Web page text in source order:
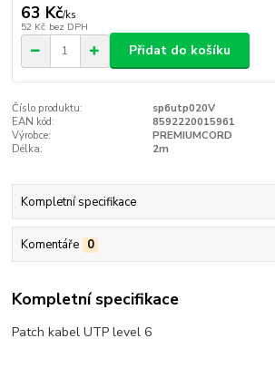
63 Kč/ks
52 Kč bez DPH
Přidat do košíku
Číslo produktu:
sp6utp020V
EAN kód:
8592220015961
Výrobce:
PREMIUMCORD
Délka:
2m
Kompletní specifikace
Komentáře 0
Kompletní specifikace
Patch kabel UTP level 6